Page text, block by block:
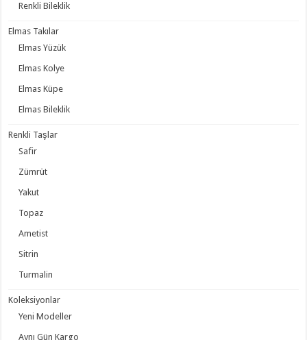
Renkli Bileklik
Elmas Takılar
Elmas Yüzük
Elmas Kolye
Elmas Küpe
Elmas Bileklik
Renkli Taşlar
Safir
Zümrüt
Yakut
Topaz
Ametist
Sitrin
Turmalin
Koleksiyonlar
Yeni Modeller
Aynı Gün Kargo